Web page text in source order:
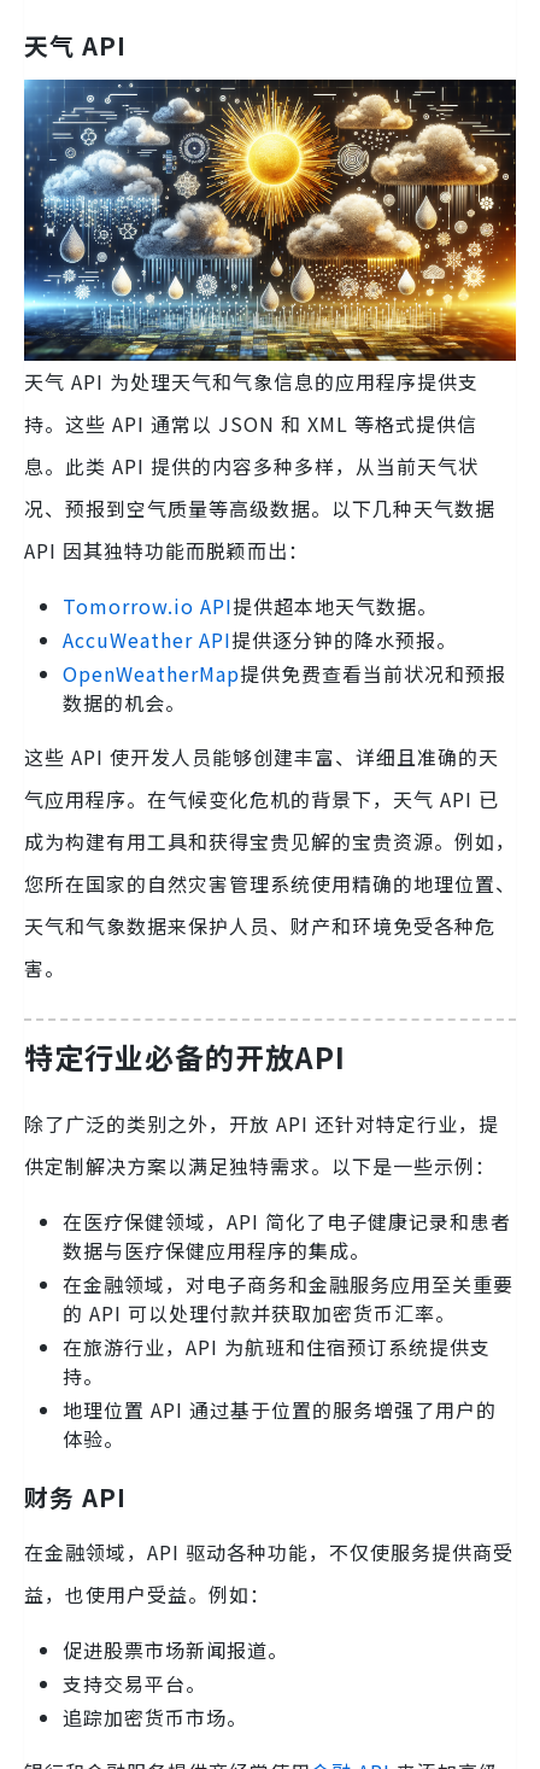
天气 API
天气 API 为处理天气和气象信息的应用程序提供支
持。这些 API 通常以 JSON 和 XML 等格式提供信
息。此类 API 提供的内容多种多样，从当前天气状
况、预报到空气质量等高级数据。以下几种天气数据
API 因其独特功能而脱颖而出：
Tomorrow.io API提供超本地天气数据。
AccuWeather API提供逐分钟的降水预报。
OpenWeatherMap提供免费查看当前状况和预报
数据的机会。
这些 API 使开发人员能够创建丰富、详细且准确的天
气应用程序。在气候变化危机的背景下，天气 API 已
成为构建有用工具和获得宝贵见解的宝贵资源。例如，
您所在国家的自然灾害管理系统使用精确的地理位置、
天气和气象数据来保护人员、财产和环境免受各种危
害。
特定行业必备的开放API
除了广泛的类别之外，开放 API 还针对特定行业，提
供定制解决方案以满足独特需求。以下是一些示例：
在医疗保健领域，API 简化了电子健康记录和患者
数据与医疗保健应用程序的集成。
在金融领域，对电子商务和金融服务应用至关重要
的 API 可以处理付款并获取加密货币汇率。
在旅游行业，API 为航班和住宿预订系统提供支
持。
地理位置 API 通过基于位置的服务增强了用户的
体验。
财务 API
在金融领域，API 驱动各种功能，不仅使服务提供商受
益，也使用户受益。例如：
促进股票市场新闻报道。
支持交易平台。
追踪加密货币市场。